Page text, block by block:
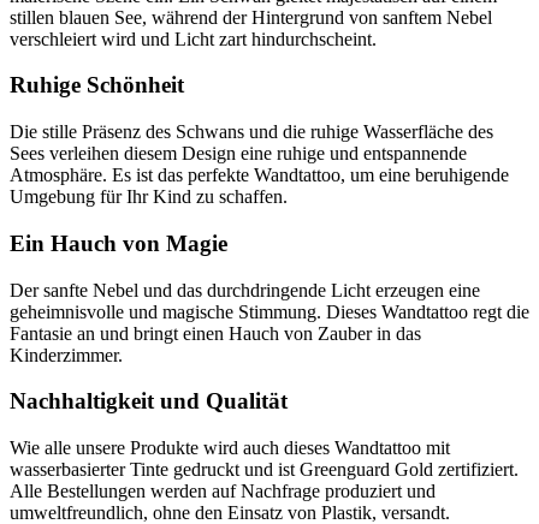
stillen blauen See, während der Hintergrund von sanftem Nebel
verschleiert wird und Licht zart hindurchscheint.
Ruhige Schönheit
Die stille Präsenz des Schwans und die ruhige Wasserfläche des
Sees verleihen diesem Design eine ruhige und entspannende
Atmosphäre. Es ist das perfekte Wandtattoo, um eine beruhigende
Umgebung für Ihr Kind zu schaffen.
Ein Hauch von Magie
Der sanfte Nebel und das durchdringende Licht erzeugen eine
geheimnisvolle und magische Stimmung. Dieses Wandtattoo regt die
Fantasie an und bringt einen Hauch von Zauber in das
Kinderzimmer.
Nachhaltigkeit und Qualität
Wie alle unsere Produkte wird auch dieses Wandtattoo mit
wasserbasierter Tinte gedruckt und ist Greenguard Gold zertifiziert.
Alle Bestellungen werden auf Nachfrage produziert und
umweltfreundlich, ohne den Einsatz von Plastik, versandt.